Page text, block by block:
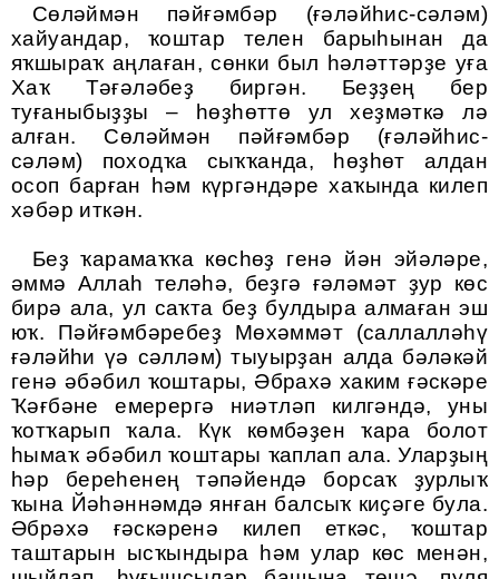
Сөләймән пәйғәмбәр (ғәләйһис-сәләм)
хайуандар, ҡоштар телен барыһынан да
яҡшыраҡ аңлаған, сөнки был һәләттәрҙе уға
Хаҡ Тәғәләбеҙ биргән. Беҙҙең бер
туғаныбыҙҙы – һөҙһөттө ул хеҙмәткә лә
алған. Сөләймән пәйғәмбәр (ғәләйһис-
сәләм) походҡа сыҡҡанда, һөҙһөт алдан
осоп барған һәм күргәндәре хаҡында килеп
хәбәр иткән.
Беҙ ҡарамаҡҡа көсһөҙ генә йән эйәләре,
әммә Аллаһ теләһә, беҙгә ғәләмәт ҙур көс
бирә ала, ул саҡта беҙ булдыра алмаған эш
юҡ. Пәйғәмбәребеҙ Мөхәммәт (саллалләһү
ғәләйһи үә сәлләм) тыуырҙан алда бәләкәй
генә әбәбил ҡоштары, Әбрахә хаким ғәскәре
Ҡәғбәне емерергә ниәтләп килгәндә, уны
ҡотҡарып ҡала. Күк көмбәҙен ҡара болот
һымаҡ әбәбил ҡоштары ҡаплап ала. Уларҙың
һәр береһенең тәпәйендә борсаҡ ҙурлыҡ
ҡына Йәһәннәмдә янған балсыҡ киҫәге була.
Әбрәхә ғәскәренә килеп еткәс, ҡоштар
таштарын ысҡындыра һәм улар көс менән,